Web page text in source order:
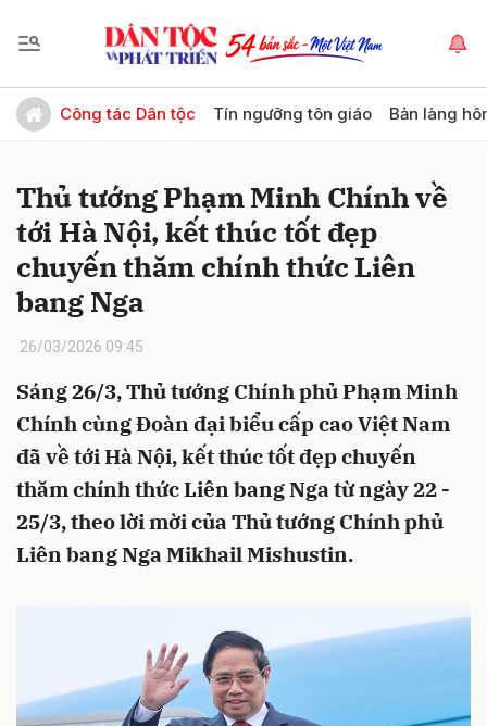
Công tác Dân tộc Tín ngưỡng tôn giáo Bản làng
Thủ tướng Phạm Minh Chính về
tới Hà Nội, kết thúc tốt đẹp
chuyến thăm chính thức Liên
bang Nga
26/03/2026 09:45
Sáng 26/3, Thủ tướng Chính phủ Phạm Minh
Chính cùng Đoàn đại biểu cấp cao Việt Nam
đã về tới Hà Nội, kết thúc tốt đẹp chuyến
thăm chính thức Liên bang Nga từ ngày 22 -
25/3, theo lời mời của Thủ tướng Chính phủ
Liên bang Nga Mikhail Mishustin.
Gửi bình luận